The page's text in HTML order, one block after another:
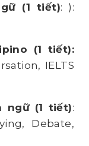
(1 tiết): ):
(1 tiết):
IELTS
ngữ (1 tiết):
Debate,